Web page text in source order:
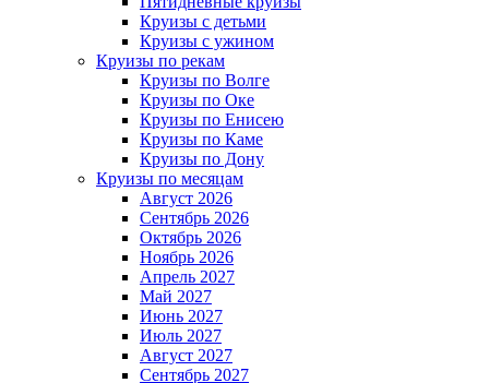
Круизы с детьми
Круизы с ужином
Круизы по рекам
Круизы по Волге
Круизы по Оке
Круизы по Енисею
Круизы по Каме
Круизы по Дону
Круизы по месяцам
Август 2026
Сентябрь 2026
Октябрь 2026
Ноябрь 2026
Апрель 2027
Май 2027
Июнь 2027
Июль 2027
Август 2027
Сентябрь 2027